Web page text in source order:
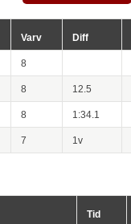
Varv Diff
8
8 12.5
8 1:34.1
7 1v
Tid